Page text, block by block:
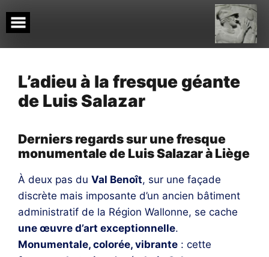
to
content
L’adieu à la fresque géante
de Luis Salazar
Derniers regards sur une fresque
monumentale de Luis Salazar à Liège
À deux pas du Val Benoît, sur une façade
discrète mais imposante d’un ancien bâtiment
administratif de la Région Wallonne, se cache
une œuvre d’art exceptionnelle.
Monumentale, colorée, vibrante : cette